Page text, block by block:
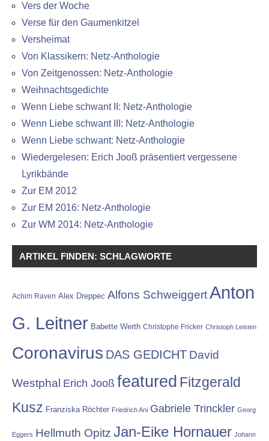
Vers der Woche
Verse für den Gaumenkitzel
Versheimat
Von Klassikern: Netz-Anthologie
Von Zeitgenossen: Netz-Anthologie
Weihnachtsgedichte
Wenn Liebe schwant II: Netz-Anthologie
Wenn Liebe schwant III: Netz-Anthologie
Wenn Liebe schwant: Netz-Anthologie
Wiedergelesen: Erich Jooß präsentiert vergessene
Lyrikbände
Zur EM 2012
Zur EM 2016: Netz-Anthologie
Zur WM 2014: Netz-Anthologie
ARTIKEL FINDEN: SCHLAGWORTE
Achim Raven Alex Dreppec Alfons SchweiggertAnton
G. Leitner Babette Werth Christophe Fricker Christoph Leisten
Coronavirus DAS GEDICHT David
Westphal Erich Jooß featured Fitzgerald
Kusz Franziska Röchter Friedrich Ani Gabriele Trinckler Georg
Eggers Hellmuth Opitz Jan-Eike Hornauer Johann